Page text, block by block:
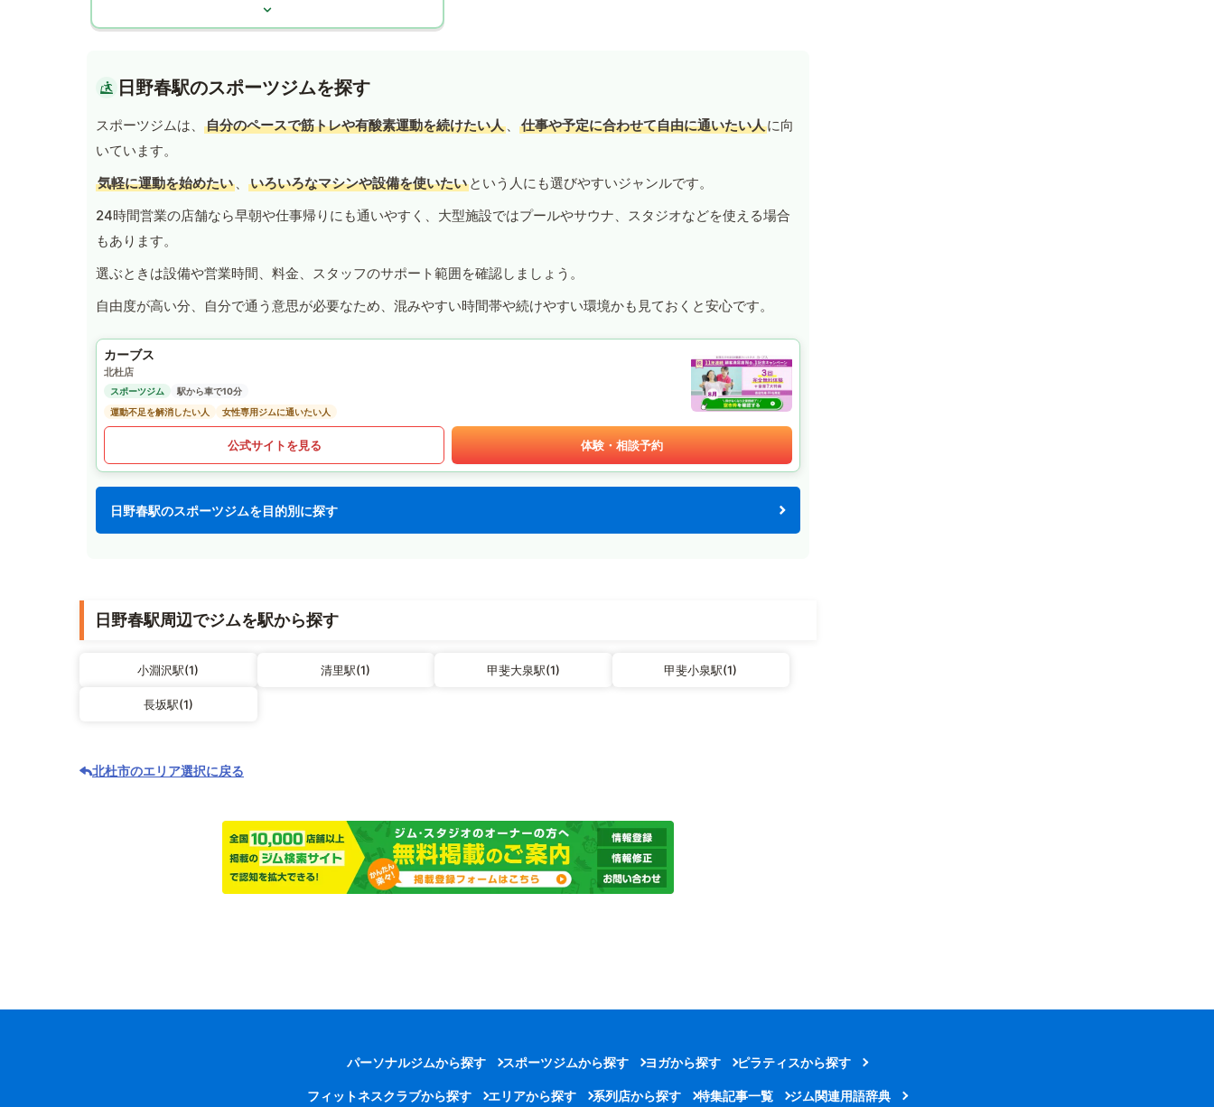
日野春駅のスポーツジムを探す
スポーツジムは、 自分のペースで筋トレや有酸素運動を続けたい人 、 仕事や予定に合わせて自由に通いたい人に向
いています。
気軽に運動を始めたい 、 いろいろなマシンや設備を使いたい という人にも選びやすいジャンルです。
24時間営業の店舗なら早朝や仕事帰りにも通いやすく、大型施設ではプールやサウナ、スタジオなどを使える場合
もあります。
選ぶときは設備や営業時間、料金、スタッフのサポート範囲を確認しましょう。
自由度が高い分、自分で通う意思が必要なため、混みやすい時間帯や続けやすい環境かも見ておくと安心です。
カーブス
北杜店
スポーツジム
駅から車で10分
運動不足を解消したい人
女性専用ジムに通いたい人
公式サイトを見る 体験・相談予約
日野春駅のスポーツジムを目的別に探す
日野春駅周辺でジムを駅から探す
小淵沢駅(1) 清里駅(1) 甲斐大泉駅(1) 甲斐小泉駅(1)
長坂駅(1)
北杜市のエリア選択に戻る
パーソナルジムから探す スポーツジムから探す ヨガから探す ピラティスから探す
フィットネスクラブから探す エリアから探す 系列店から探す 特集記事一覧 ジム関連用語辞典